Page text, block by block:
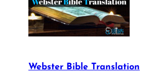
Webster Bible Translation